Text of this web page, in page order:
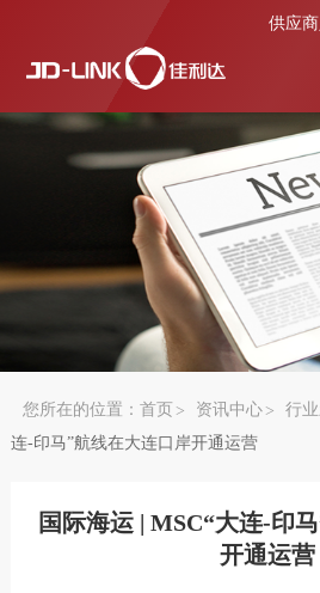
供应商
您所在的位置： 首页 资讯中心 行
连-印马”航线在大连口岸开通运营
国际海运 | MSC“大连-印
开通运营